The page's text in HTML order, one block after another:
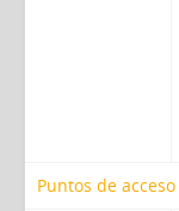
Puntos de acceso